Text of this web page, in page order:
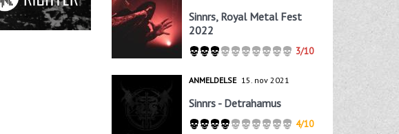
Sinnrs, Royal Metal Fest
2022
3/10
ANMELDELSE 15. nov 2021
Sinnrs - Detrahamus
4/10